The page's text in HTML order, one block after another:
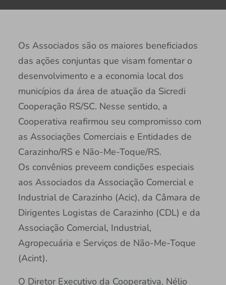
Os Associados são os maiores beneficiados
das ações conjuntas que visam fomentar o
desenvolvimento e a economia local dos
municípios da área de atuação da Sicredi
Cooperação RS/SC. Nesse sentido, a
Cooperativa reafirmou seu compromisso com
as Associações Comerciais e Entidades de
Carazinho/RS e Não-Me-Toque/RS.
Os convênios preveem condições especiais
aos Associados da Associação Comercial e
Industrial de Carazinho (Acic), da Câmara de
Dirigentes Logistas de Carazinho (CDL) e da
Associação Comercial, Industrial,
Agropecuária e Serviços de Não-Me-Toque
(Acint).
O Diretor Executivo da Cooperativa, Nélio